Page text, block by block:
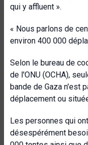
qui y affluent ».
« Nous parlons de
environ 400 000
Selon le bureau de
de l'ONU (OCHA),
bande de Gaza n'est
déplacement ou
Les personnes qui
désespérément